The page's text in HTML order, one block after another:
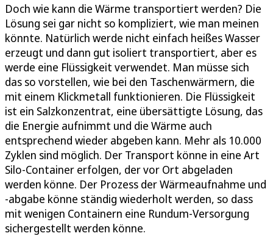
Doch wie kann die Wärme transportiert werden? Die
Lösung sei gar nicht so kompliziert, wie man meinen
könnte. Natürlich werde nicht einfach heißes Wasser
erzeugt und dann gut isoliert transportiert, aber es
werde eine Flüssigkeit verwendet. Man müsse sich
das so vorstellen, wie bei den Taschenwärmern, die
mit einem Klickmetall funktionieren. Die Flüssigkeit
ist ein Salzkonzentrat, eine übersättigte Lösung, das
die Energie aufnimmt und die Wärme auch
entsprechend wieder abgeben kann. Mehr als 10.000
Zyklen sind möglich. Der Transport könne in eine Art
Silo-Container erfolgen, der vor Ort abgeladen
werden könne. Der Prozess der Wärmeaufnahme und
-abgabe könne ständig wiederholt werden, so dass
mit wenigen Containern eine Rundum-Versorgung
sichergestellt werden könne.